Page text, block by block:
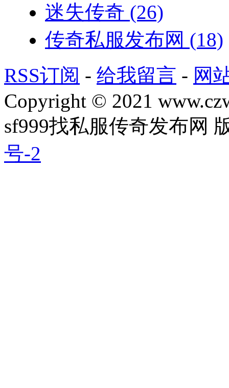
迷失传奇 (26)
传奇私服发布网 (18)
RSS订阅 - 给我留言 - 网
Copyright © 2021
sf999找私服传奇发布网
号-2